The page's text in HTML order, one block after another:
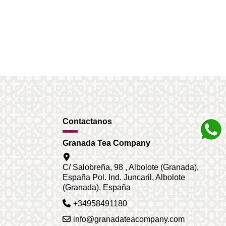
Contactanos
Granada Tea Company
C/ Salobreña, 98 , Albolote (Granada),
España Pol. Ind. Juncaril, Albolote
(Granada), España
+34958491180
info@granadateacompany.com